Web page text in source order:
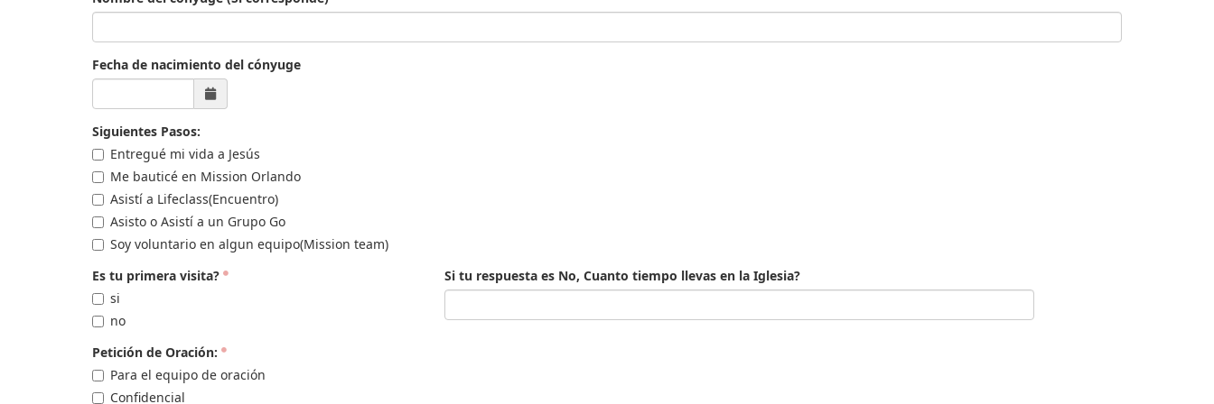
Fecha de nacimiento del cónyuge
Siguientes Pasos:
Entregué mi vida a Jesús
Me bauticé en Mission Orlando
Asistí a Lifeclass(Encuentro)
Asisto o Asistí a un Grupo Go
Soy voluntario en algun equipo(Mission team)
Es tu primera visita?
si
no
Si tu respuesta es No, Cuanto tiempo llevas en la Iglesia?
Petición de Oración:
Para el equipo de oración
Confidencial